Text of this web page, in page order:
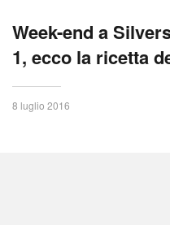
Week-end a
1, ecco la ricetta
8 luglio 2016